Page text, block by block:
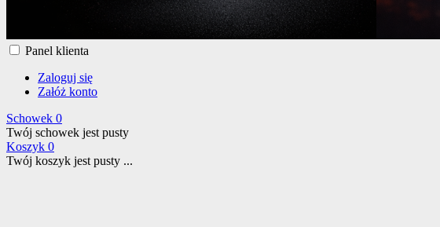
Panel klienta
Zaloguj się
Załóż konto
Schowek 0
Twój schowek jest pusty
Koszyk 0
Twój koszyk jest pusty ...